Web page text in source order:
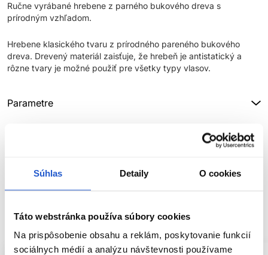
Súhlas Detaily O cookies
Táto webstránka používa súbory cookies
Na prispôsobenie obsahu a reklám, poskytovanie funkcií
sociálnych médií a analýzu návštevnosti používame
Ručne vyrábané hrebene z parného bukového dreva s
prírodným vzhľadom.
Hrebene klasického tvaru z prírodného pareného bukového
dreva. Drevený materiál zaisťuje, že hrebeň je antistatický a
rôzne tvary je možné použiť pre všetky typy vlasov.
Parametre
SÚVISIACE PRODUKTY